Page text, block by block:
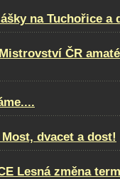
na Tuchořice a
ČR
dvacet a dost!
Lesná změna